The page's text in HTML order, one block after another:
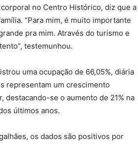
no Centro Histórico, diz que a
“Para mim, é muito importante
pra mim. Através do turismo e
testemunhou.
uma ocupação de 66,05%, diária
representam um crescimento
destacando-se o aumento de 21% na
últimos anos.
os dados são positivos por